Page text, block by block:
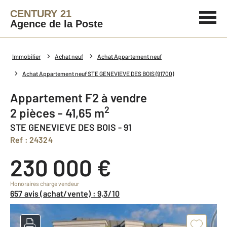
CENTURY 21
Agence de la Poste
Immobilier Achat neuf Achat Appartement neuf
Achat Appartement neuf STE GENEVIEVE DES BOIS (91700)
Appartement F2 à vendre
2 pièces - 41,65 m2
STE GENEVIEVE DES BOIS - 91
Ref : 24324
230 000 €
Honoraires charge vendeur
657 avis (achat/vente) : 9,3/10